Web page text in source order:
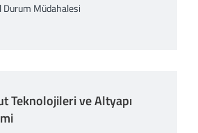
Durum Müdahalesi
Teknolojileri ve Altyapı